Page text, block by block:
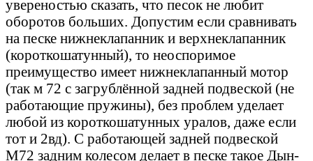
увереностью сказать, что песок не любит
оборотов больших. Допустим если сравнивать
на песке нижнеклапанник и верхнеклапанник
(короткошатунный), то неоспоримое
преимущество имеет нижнеклапанный мотор
(так м 72 с загрублённой задней подвеской (не
работающие пружины), без проблем уделает
любой из короткошатунных уралов, даже если
тот и 2вд). С работающей задней подвеской
М72 задним колесом делает в песке такое Дын-